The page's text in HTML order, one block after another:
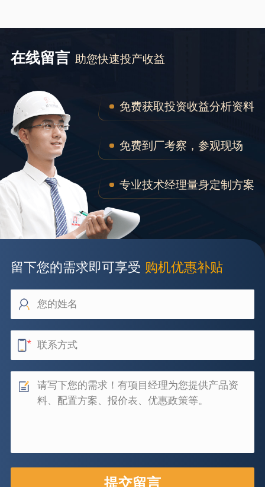
在线留言 助您快速投产收益
免费获取投资收益分析资料
免费到厂考察，参观现场
专业技术经理量身定制方案
留下您的需求即可享受 购机优惠补贴